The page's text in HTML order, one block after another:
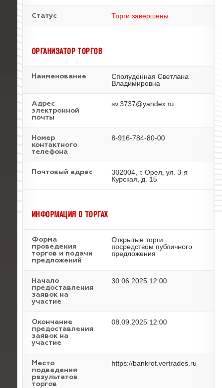
Статус Торги завершены
ОРГАНИЗАТОР ТОРГОВ
Наименование
Сполуденная Светлана
Владимировна
Адрес
электронной
почты
sv.3737@yandex.ru
Номер
контактного
телефона
8-916-784-80-00
Почтовый адрес
302004, г. Орел, ул. 3-я
Курская, д. 15
ИНФОРМАЦИЯ О ТОРГАХ
Форма
проведения
торгов и подачи
предложений
Открытые торги
посредством публичного
предложения
Начало
предоставления
заявок на
участие
30.06.2025 12:00
Окончание
предоставления
заявок на
участие
08.09.2025 12:00
Место
подведения
результатов
торгов
https://bankrot.vertrades.ru